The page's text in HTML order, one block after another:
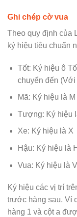
Ghi chép cờ vua
Theo quy định của
ký hiệu tiêu chuẩn
Tốt: Ký hiệu ô
chuyển đến
Mã: Ký hiệu là M
Tượng: Ký hiệu
Xe: Ký hiệu là X
Hậu: Ký hiệu là H
Vua: Ký hiệu là V
Ký hiệu các vị trí
trước hàng sau. Ví
hàng 1 và cột a